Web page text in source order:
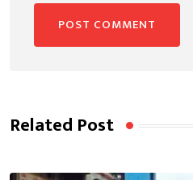
Related Post